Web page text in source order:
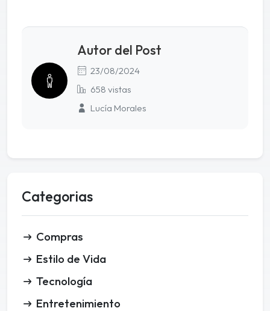
Autor del Post
23/08/2024
658 vistas
Lucía Morales
Categorias
Compras
Estilo de Vida
Tecnología
Entretenimiento